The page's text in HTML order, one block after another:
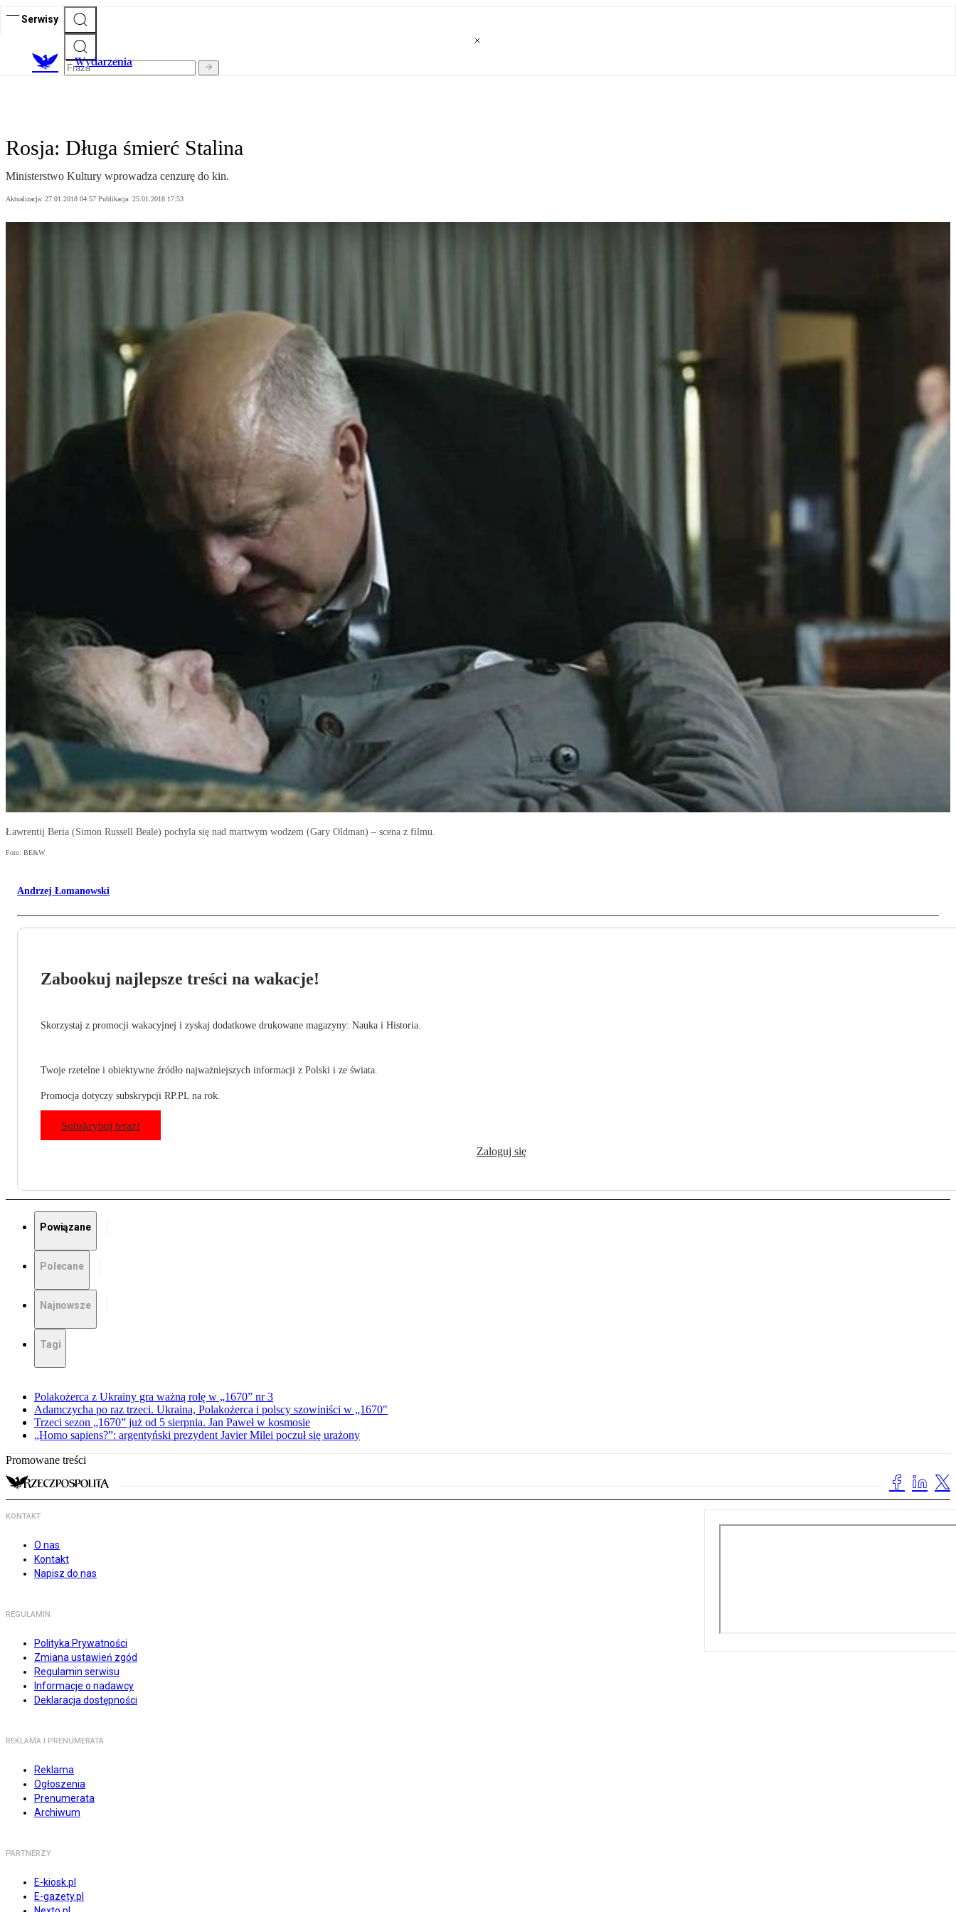
Serwisy
Wydarzenia
Rosja: Długa śmierć Stalina
Ministerstwo Kultury wprowadza cenzurę do kin.
Aktualizacja: 27.01.2018 04:57 Publikacja: 25.01.2018 17:53
Ławrentij Beria (Simon Russell Beale) pochyla się nad martwym wodzem (Gary Oldman) – scena z filmu.
Foto: BE&W
Andrzej Łomanowski
Zabookuj najlepsze treści na wakacje!
Skorzystaj z promocji wakacyjnej i zyskaj dodatkowe drukowane magazyny: Nauka i Historia.
Twoje rzetelne i obiektywne źródło najważniejszych informacji z Polski i ze świata.
Promocja dotyczy subskrypcji RP.PL na rok.
Subskrybuj teraz!
Zaloguj się
Powiązane
Polecane
Najnowsze
Tagi
Polakożerca z Ukrainy gra ważną rolę w „1670” nr 3
Adamczycha po raz trzeci. Ukraina, Polakożerca i polscy szowiniści w „1670"
Trzeci sezon „1670” już od 5 sierpnia. Jan Paweł w kosmosie
„Homo sapiens?”: argentyński prezydent Javier Milei poczuł się urażony
Promowane treści
KONTAKT
O nas
Kontakt
Napisz do nas
REGULAMIN
Polityka Prywatności
Zmiana ustawień zgód
Regulamin serwisu
Informacje o nadawcy
Deklaracja dostępności
REKLAMA I PRENUMERATA
Reklama
Ogłoszenia
Prenumerata
Archiwum
PARTNERZY
E-kiosk.pl
E-gazety.pl